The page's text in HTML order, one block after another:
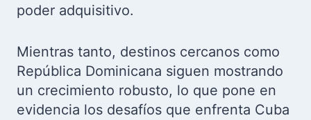
poder adquisitivo.
Mientras tanto, destinos cercanos como
República Dominicana siguen mostrando
un crecimiento robusto, lo que pone en
evidencia los desafíos que enfrenta Cuba